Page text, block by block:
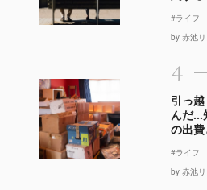
#ライフ
by 赤池
4
引っ
んだ…
の出
#ライフ
by 赤池